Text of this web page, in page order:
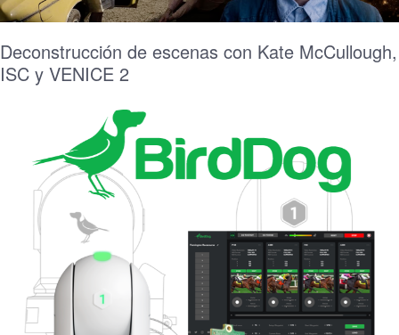
Deconstrucción de escenas con Kate McCullough,
ISC y VENICE 2